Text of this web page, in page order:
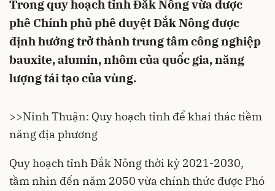
Trong quy hoạch tỉnh Đắk Nông vừa được
phê Chính phủ phê duyệt Đắk Nông được
định hướng trở thành trung tâm công nghiệp
bauxite, alumin, nhôm của quốc gia, năng
lượng tái tạo của vùng.
>>Ninh Thuận: Quy hoạch tỉnh để khai thác tiềm
năng địa phương
Quy hoạch tỉnh Đắk Nông thời kỳ 2021-2030,
tầm nhìn đến năm 2050 vừa chính thức được Phó
Hủy